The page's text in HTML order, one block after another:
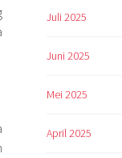
Juli 2025
Juni 2025
Mei 2025
April 2025